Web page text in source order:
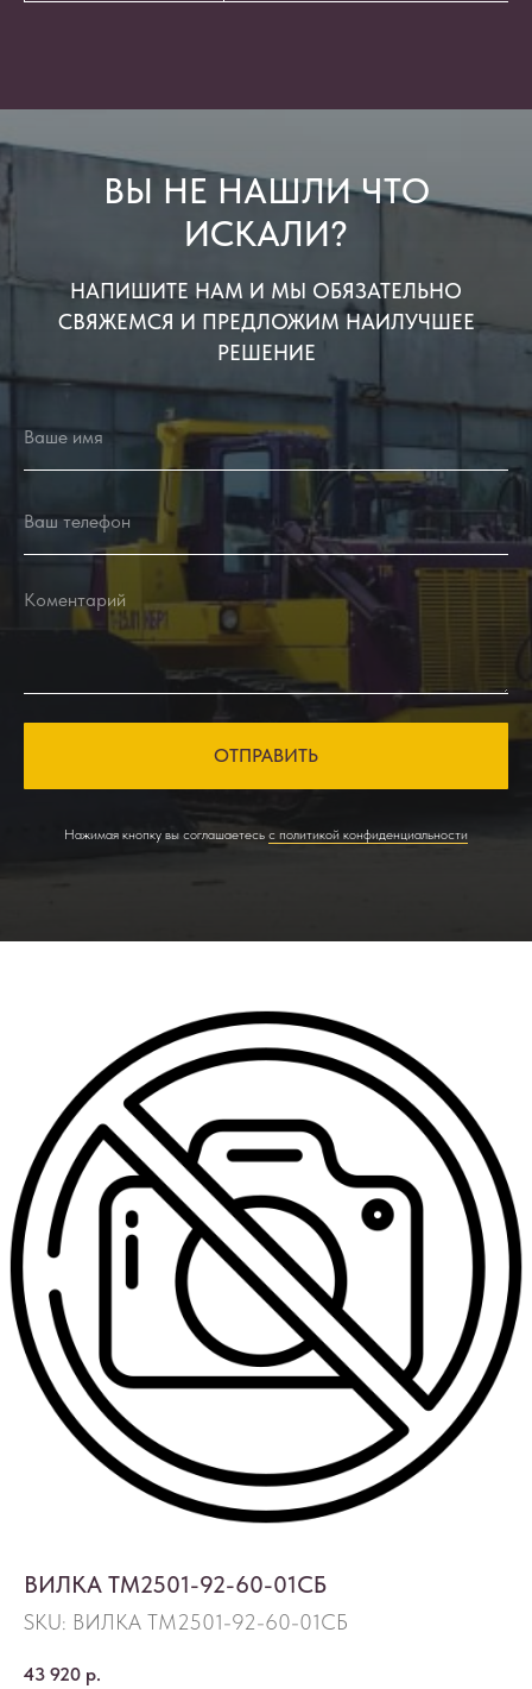
ВЫ НЕ НАШЛИ ЧТО
ИСКАЛИ?
НАПИШИТЕ НАМ И МЫ ОБЯЗАТЕЛЬНО
СВЯЖЕМСЯ И ПРЕДЛОЖИМ НАИЛУЧШЕЕ
РЕШЕНИЕ
ОТПРАВИТЬ
Нажимая кнопку вы соглашаетесь с политикой конфиденциальности
ВИЛКА ТМ2501-92-60-01СБ
SKU: ВИЛКА ТМ2501-92-60-01СБ
43 920 р.